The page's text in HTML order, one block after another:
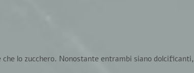
lo zucchero. Nonostante entrambi siano dolcificanti,